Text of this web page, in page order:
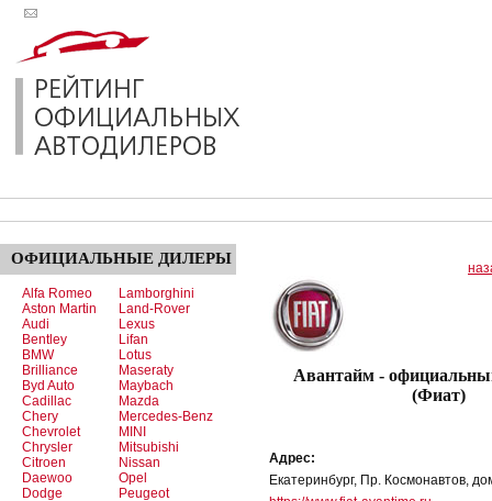
ОФИЦИАЛЬНЫЕ ДИЛЕРЫ
Alfa Romeo
Aston Martin
Audi
Bentley
BMW
Brilliance
Byd Auto
Cadillac
Chery
Chevrolet
Chrysler
Citroen
Daewoo
Dodge
Lamborghini
Land-Rover
Lexus
Lifan
Lotus
Maseraty
Maybach
Mazda
Mercedes-Benz
MINI
Mitsubishi
Nissan
Opel
Peugeot
Авантайм -
(Фиат)
Адрес:
Екатеринбург, Пр. Космонавтов,